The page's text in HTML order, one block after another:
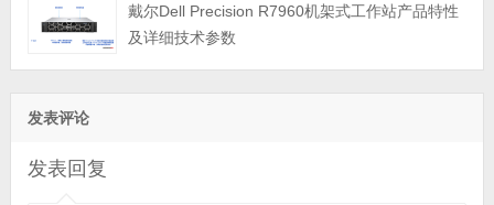
戴尔Dell Precision R7960机架式工作站产品特性
及详细技术参数
发表评论
发表回复